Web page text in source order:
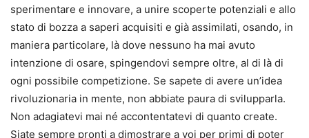
sperimentare e innovare, a unire scoperte potenziali e allo
stato di bozza a saperi acquisiti e già assimilati, osando, in
maniera particolare, là dove nessuno ha mai avuto
intenzione di osare, spingendovi sempre oltre, al di là di
ogni possibile competizione. Se sapete di avere un’idea
rivoluzionaria in mente, non abbiate paura di svilupparla.
Non adagiatevi mai né accontentatevi di quanto create.
Siate sempre pronti a dimostrare a voi per primi di poter